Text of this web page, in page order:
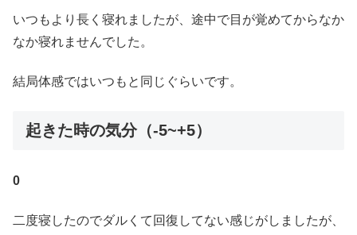
いつもより長く寝れましたが、途中で目が覚めてからなか
なか寝れませんでした。
結局体感ではいつもと同じぐらいです。
起きた時の気分（-5~+5）
0
二度寝したのでダルくて回復してない感じがしましたが、